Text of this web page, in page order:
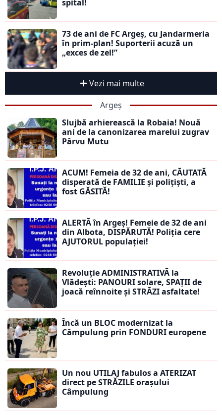
spital!
73 de ani de FC Argeș, cu Jandarmeria
în prim-plan! Suporterii acuză un
„exces de zel!”
Vezi mai multe
Argeș
Slujbă arhierească la Robaia! Nouă
ani de la canonizarea marelui zugrav
Pârvu Mutu
ACUM! Femeia de 32 de ani, CĂUTATĂ
disperată de FAMILIE și polițiști, a
fost GĂSITĂ!
ALERTĂ în Argeș! Femeie de 32 de ani
din Albota, DISPĂRUTĂ! Poliția cere
AJUTORUL populației!
Revoluție ADMINISTRATIVĂ la
Vlădești: PANOURI solare, SPAȚII de
joacă reînnoite și STRĂZI asfaltate!
Încă un BLOC modernizat la
Câmpulung prin FONDURI europene
Un nou UTILAJ fabulos a ATERIZAT
direct pe STRĂZILE orașului
Câmpulung